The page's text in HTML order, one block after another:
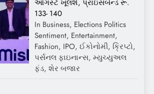
ઓગસ્ટે ખૂલશે, પ્રાઇસબેન્ડ રૂ.
133- 140
In Business, Elections Politics
Sentiment, Entertainment,
Fashion, IPO, ઈકોનોમી, ક્રિપ્ટો,
પર્સનલ ફાઇનાન્સ, મ્યુચ્યુઅલ
ફંડ, શેર બજાર